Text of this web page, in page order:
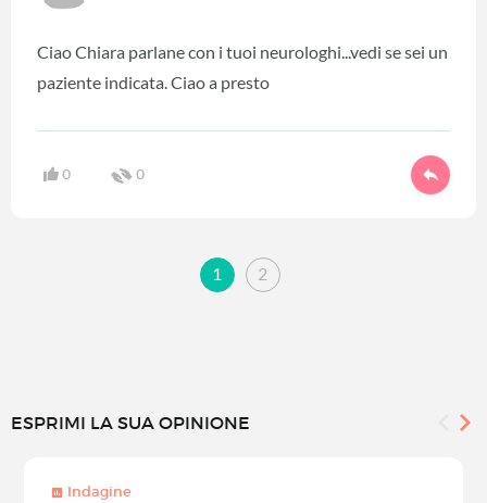
Ciao Chiara parlane con i tuoi neurologhi...vedi se sei un
paziente indicata. Ciao a presto
0 0
1 2
ESPRIMI LA SUA OPINIONE
Indagine